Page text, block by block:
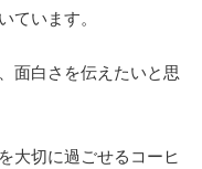
ています。
面白さを伝えたいと思
大切に過ごせるコーヒ